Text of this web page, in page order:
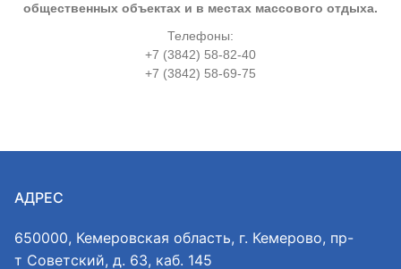
общественных объектах и в местах массового отдыха.
Телефоны:
+7 (3842) 58-82-40
+7 (3842) 58-69-75
АДРЕС
650000, Кемеровская область, г. Кемерово, пр-
т Советский, д. 63, каб. 145